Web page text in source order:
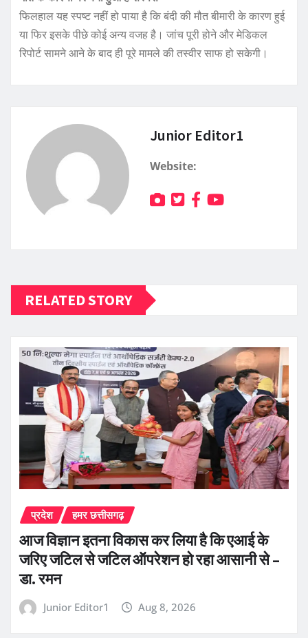
फिलहाल यह स्पष्ट नहीं हो पाया है कि बंदी की मौत बीमारी के कारण हुई
या फिर इसके पीछे कोई अन्य वजह है। जांच पूरी होने और मेडिकल
रिपोर्ट सामने आने के बाद ही पूरे मामले की तस्वीर साफ हो सकेगी।
Junior Editor1
Website:
RELATED STORY
प्रदेश हमर छत्तीसगढ़
आज विज्ञान इतना विकास कर लिया है कि एआई के
जरिए जटिल से जटिल ऑपरेशन हो रहा आसानी से –
डा. रमन
Junior Editor1 Aug 8, 2026